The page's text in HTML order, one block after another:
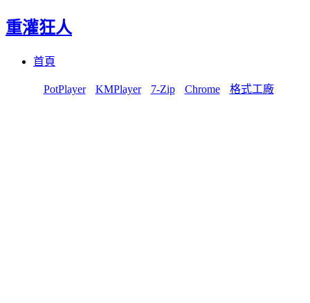
重灌狂人
首頁
PotPlayer KMPlayer 7-Zip Chrome 格式工廠